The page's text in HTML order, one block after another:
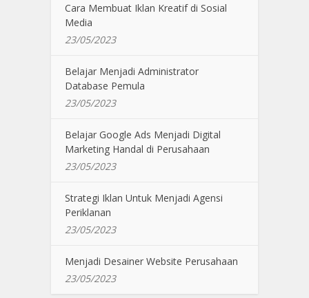
Cara Membuat Iklan Kreatif di Sosial
Media
23/05/2023
Belajar Menjadi Administrator
Database Pemula
23/05/2023
Belajar Google Ads Menjadi Digital
Marketing Handal di Perusahaan
23/05/2023
Strategi Iklan Untuk Menjadi Agensi
Periklanan
23/05/2023
Menjadi Desainer Website Perusahaan
23/05/2023